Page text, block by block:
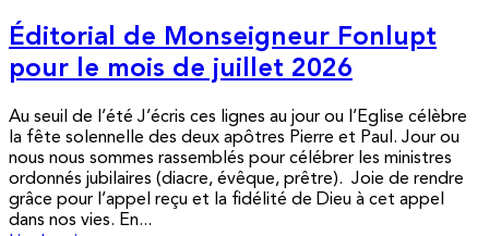
Éditorial de Monseigneur Fonlupt
pour le mois de juillet 2026
Au seuil de l’été J’écris ces lignes au jour ou l’Eglise célèbre
la fête solennelle des deux apôtres Pierre et Paul. Jour ou
nous nous sommes rassemblés pour célébrer les ministres
ordonnés jubilaires (diacre, évêque, prêtre). Joie de rendre
grâce pour l’appel reçu et la fidélité de Dieu à cet appel
dans nos vies. En...